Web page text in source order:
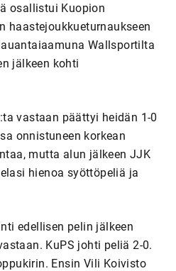
osallistui Kuopion
haastejoukkueturnaukseen
Wallsportilta
jälkeen kohti
vastaan päättyi heidän 1-0
onnistuneen korkean
mutta alun jälkeen JJK
hienoa syöttöpeliä ja
edellisen pelin jälkeen
KuPS johti peliä 2-0.
Ensin Vili Koivisto